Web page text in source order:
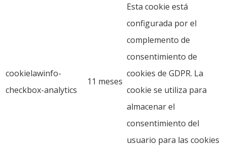
cookielawinfo-
checkbox-analytics
11 meses
Esta cookie está
configurada por el
complemento de
consentimiento de
cookies de GDPR. La
cookie se utiliza para
almacenar el
consentimiento del
usuario para las cookies